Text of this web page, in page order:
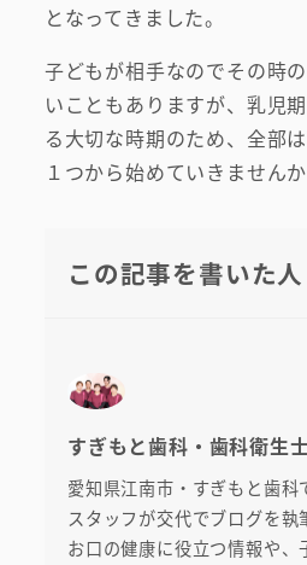
となってきました。
子どもが相手なのでその時
いこともありますが、乳児
る大切な時期のため、全部
１つから始めていきません
この記事を書いた人
すぎもと歯科・歯科衛生
愛知県江南市・すぎもと歯科
スタッフが交代でブログを執
お口の健康に役立つ情報や、